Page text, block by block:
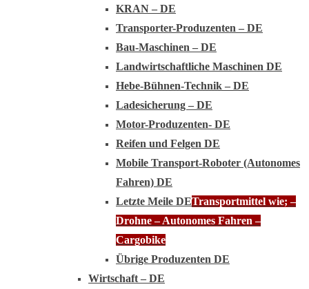
KRAN – DE
Transporter-Produzenten – DE
Bau-Maschinen – DE
Landwirtschaftliche Maschinen DE
Hebe-Bühnen-Technik – DE
Ladesicherung – DE
Motor-Produzenten- DE
Reifen und Felgen DE
Mobile Transport-Roboter (Autonomes
Fahren) DE
Letzte Meile DETransportmittel wie; –
Drohne – Autonomes Fahren –
Cargobike
Übrige Produzenten DE
Wirtschaft – DE